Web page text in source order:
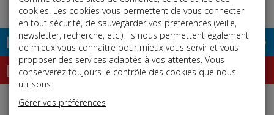
Base documentaire
Dépêches
j
cookies. Les cookies vous permettent de vous connecter
en tout sécurité, de sauvegarder vos préférences (veille,
newsletter, recherche, etc.). Ils nous permettent également
de mieux vous connaitre pour mieux vous servir et vous
proposer des services adaptés à vos attentes. Vous
conserverez toujours le contrôle des cookies que nous
utilisons.
Gérer vos préférences